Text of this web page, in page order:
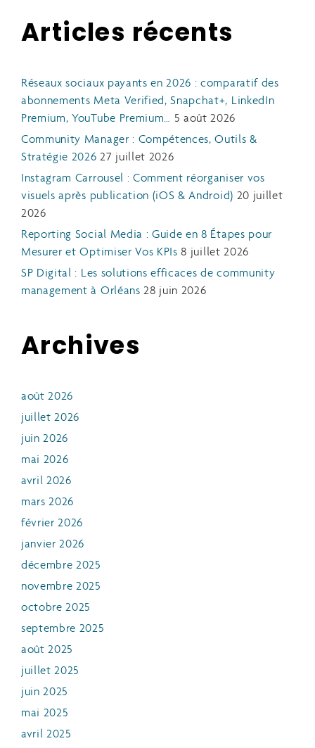
Articles récents
Réseaux sociaux payants en 2026 : comparatif des
abonnements Meta Verified, Snapchat+, LinkedIn
Premium, YouTube Premium… 5 août 2026
Community Manager : Compétences, Outils &
Stratégie 2026 27 juillet 2026
Instagram Carrousel : Comment réorganiser vos
visuels après publication (iOS & Android) 20 juillet
2026
Reporting Social Media : Guide en 8 Étapes pour
Mesurer et Optimiser Vos KPIs 8 juillet 2026
SP Digital : Les solutions efficaces de community
management à Orléans 28 juin 2026
Archives
août 2026
juillet 2026
juin 2026
mai 2026
avril 2026
mars 2026
février 2026
janvier 2026
décembre 2025
novembre 2025
octobre 2025
septembre 2025
août 2025
juillet 2025
juin 2025
mai 2025
avril 2025